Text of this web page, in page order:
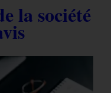
la société